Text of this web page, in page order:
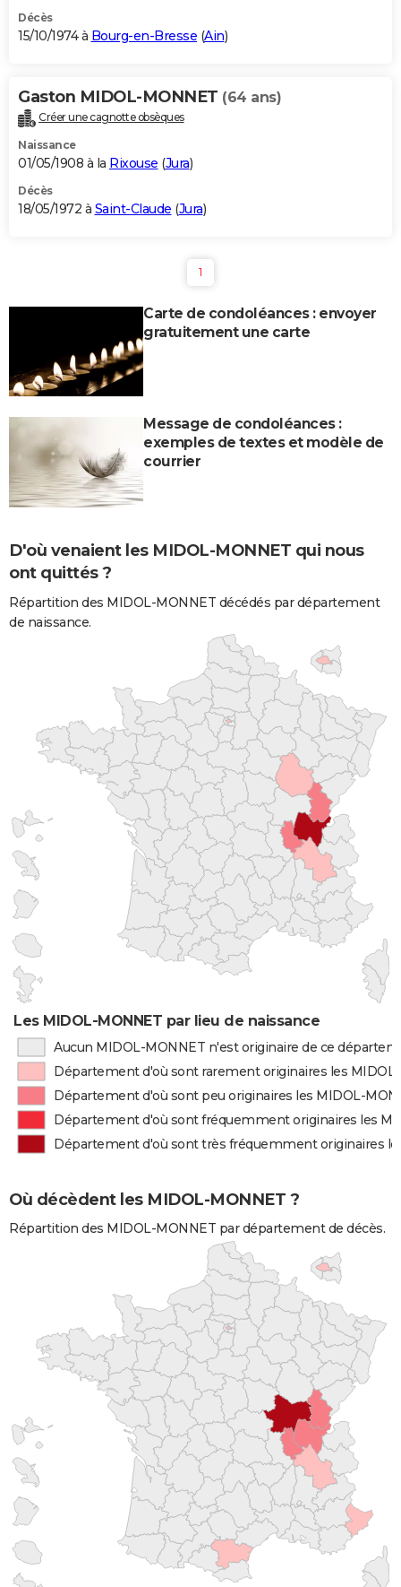
Décès
15/10/1974 à Bourg-en-Bresse (Ain)
Gaston MIDOL-MONNET (64 ans)
Créer une cagnotte obsèques
Naissance
01/05/1908 à la Rixouse (Jura)
Décès
18/05/1972 à Saint-Claude (Jura)
1
Carte de condoléances : envoyer
gratuitement une carte
Message de condoléances :
exemples de textes et modèle de
courrier
D'où venaient les MIDOL-MONNET qui nous
ont quittés ?
Répartition des MIDOL-MONNET décédés par département
de naissance.
Les MIDOL-MONNET par lieu de naissance
Aucun MIDOL-MONNET n'est originaire de ce
Département d'où sont rarement originaires les
Département d'où sont peu originaires les MIDOL-
Département d'où sont fréquemment originaires les
Département d'où sont très fréquemment originaires
Où décèdent les MIDOL-MONNET ?
Répartition des MIDOL-MONNET par département de décès.